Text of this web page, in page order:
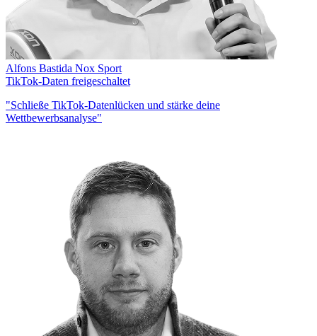
Alfons Bastida Nox Sport
TikTok-Daten freigeschaltet
"Schließe TikTok-Datenlücken und stärke deine
Wettbewerbsanalyse"